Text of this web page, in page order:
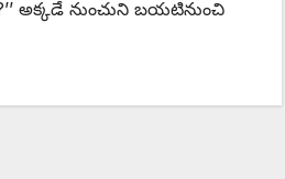
అక్కడే నుంచుని బయటినుంచి